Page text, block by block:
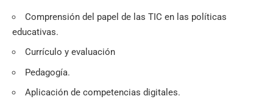
Comprensión del papel de las TIC en las políticas
educativas.
Currículo y evaluación
Pedagogía.
Aplicación de competencias digitales.